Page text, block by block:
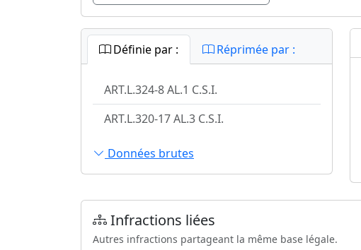
Définie par : Réprimée par :
ART.L.324-8 AL.1 C.S.I.
ART.L.320-17 AL.3 C.S.I.
Données brutes
Infractions liées
Autres infractions partageant la même base légale.